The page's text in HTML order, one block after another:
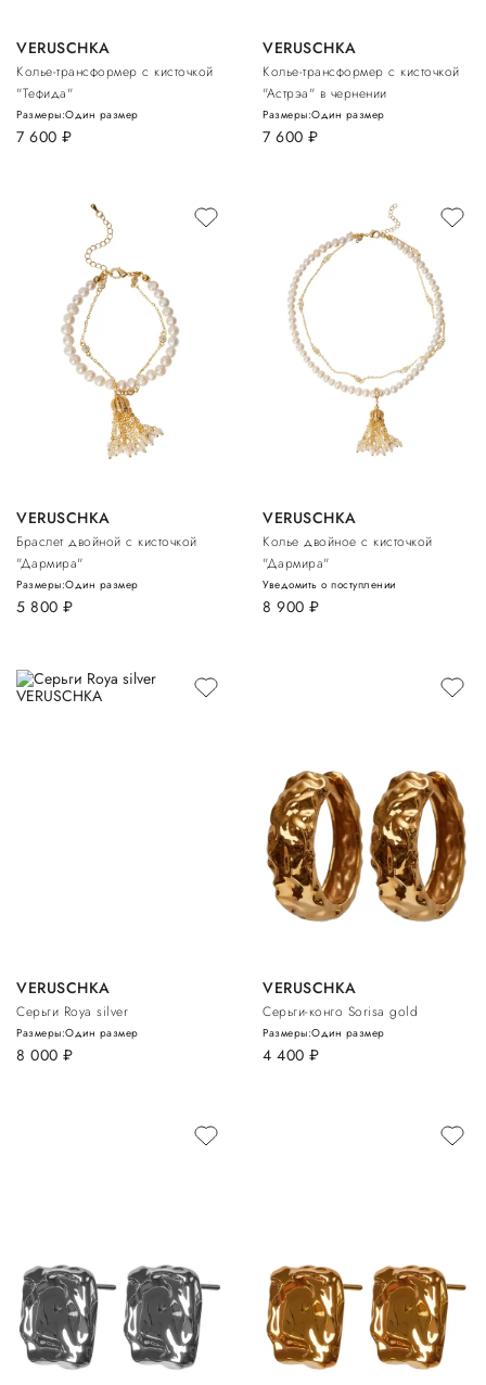
VERUSCHKA
Колье-трансформер с кисточкой
"Тефида"
7 600 руб.
Размеры:Один размер
VERUSCHKA
Колье-трансформер с кисточкой
"Астрэа" в чернении
7 600 руб.
Размеры:Один размер
VERUSCHKA
Браслет двойной с кисточкой
"Дармира"
5 800 руб.
Размеры:Один размер
VERUSCHKA
Колье двойное с кисточкой
"Дармира"
8 900 руб.
Уведомить о поступлении
VERUSCHKA
Серьги Roya silver
8 000 руб.
Размеры:Один размер
VERUSCHKA
Серьги-конго Sorisa gold
4 400 руб.
Размеры:Один размер